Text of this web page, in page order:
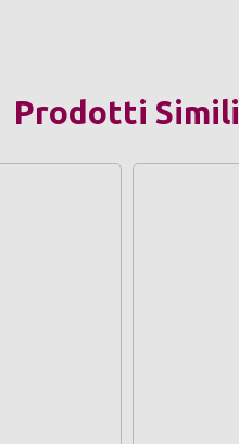
Prodotti Simili